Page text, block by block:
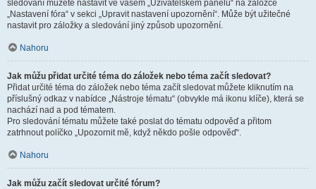
sledování můžete nastavit ve vašem „Uživatelském panelu“ na záložce
„Nastavení fóra“ v sekci „Upravit nastavení upozornění“. Může být užitečné
nastavit pro záložky a sledování jiný způsob upozornění.
Nahoru
Jak můžu přidat určité téma do záložek nebo téma začít sledovat?
Přidat určité téma do záložek nebo téma začít sledovat můžete kliknutím na
příslušný odkaz v nabídce „Nástroje tématu“ (obvykle má ikonu klíče), která se
nachází nad a pod tématem.
Pro sledování tématu můžete také poslat do tématu odpověď a přitom
zatrhnout políčko „Upozornit mě, když někdo pošle odpověď“.
Nahoru
Jak můžu začít sledovat určité fórum?